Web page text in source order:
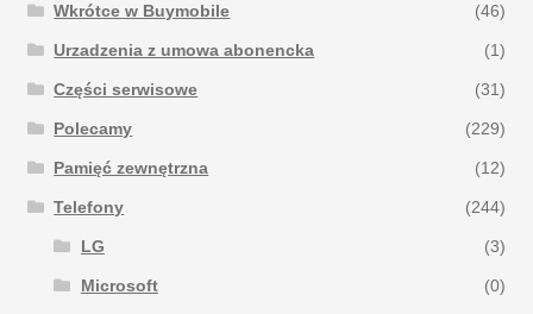
Wkrótce w Buymobile (46)
Urzadzenia z umowa abonencka (1)
Części serwisowe (31)
Polecamy (229)
Pamięć zewnętrzna (12)
Telefony (244)
LG (3)
Microsoft (0)